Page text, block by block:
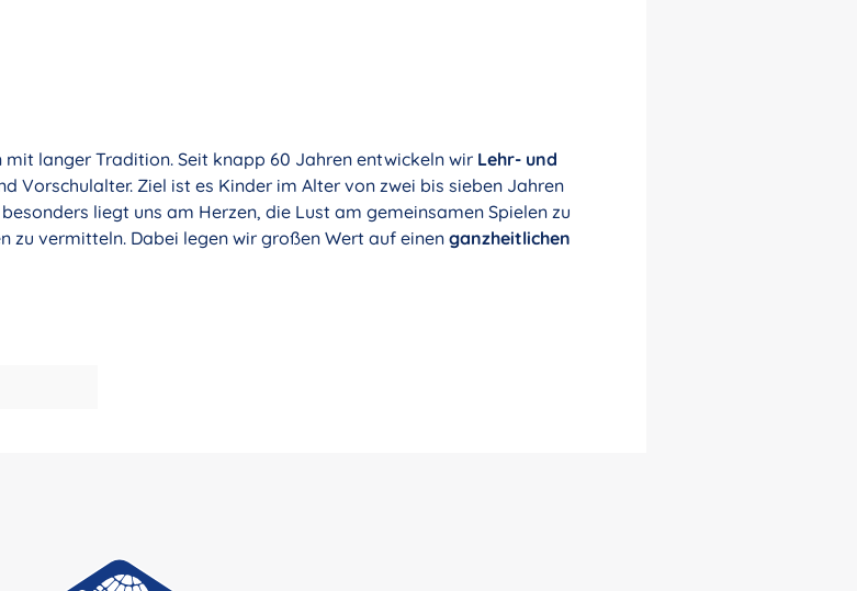
langer Tradition. Seit knapp 60 Jahren entwickeln wir Lehr- und
Vorschulalter. Ziel ist es Kinder im Alter von zwei bis sieben Jahren
liegt uns am Herzen, die Lust am gemeinsamen Spielen zu
zu vermitteln. Dabei legen wir großen Wert auf einen ganzheitlichen